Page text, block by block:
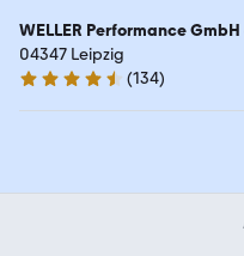
WELLER Performance GmbH
04347 Leipzig
4.7 Sterne
(134)